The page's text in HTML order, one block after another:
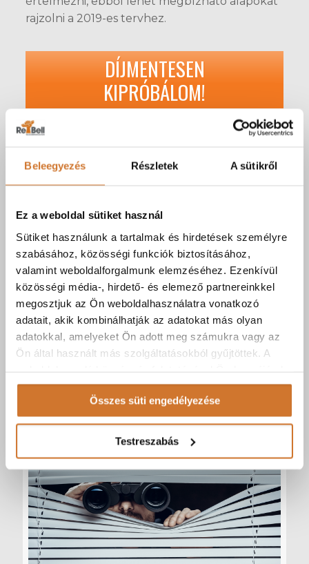
Beleegyezés Részletek A sütikről
Ez a weboldal sütiket használ
Sütiket használunk a tartalmak és hirdetések személyre
szabásához, közösségi funkciók biztosításához,
valamint weboldalforgalmunk elemzéséhez. Ezenkívül
közösségi média-, hirdető- és elemező partnereinkkel
megosztjuk az Ön weboldalhasználatra vonatkozó
adatait, akik kombinálhatják az adatokat más olyan
adatokkal, amelyeket Ön adott meg számukra vagy az
Ön által használt más szolgáltatásokból gyűjtöttek. A
sütik használatához.
Összes süti engedélyezése
Testreszabás
rajzolni a 2019-es tervhez.
DÍJMENTESEN
KIPRÓBÁLOM!
forrás: Canva.com
2025-01-28
Tovább